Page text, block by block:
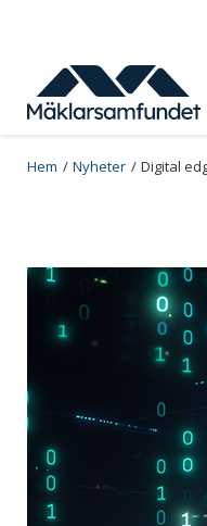
huvudinnehåll
Breadcrumb
Hem Nyheter Digital